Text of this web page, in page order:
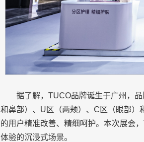
据了解，TUCO品牌诞生于广州，
和鼻部）、U区（两颊）、C区（眼部）
的用户精准改善、精细呵护。本次展会
体验的沉浸式场景。